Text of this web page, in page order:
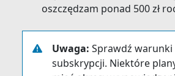
oszczędzam ponad 500 zł
Uwaga: Sprawdź warunki
subskrypcji. Niektóre